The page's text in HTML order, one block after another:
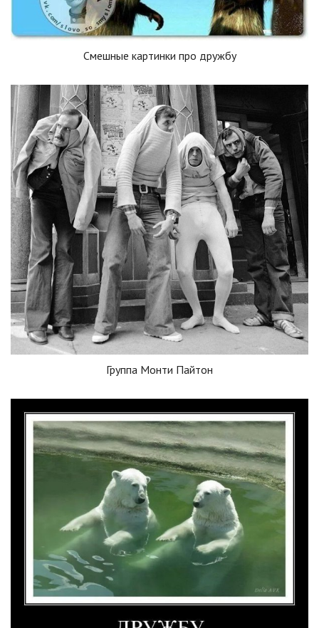
Смешные картинки про дружбу
Группа Монти Пайтон